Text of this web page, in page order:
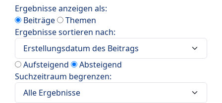
Ergebnisse anzeigen als:
Beiträge
Themen
Ergebnisse sortieren nach:
Aufsteigend
Absteigend
Suchzeitraum begrenzen: